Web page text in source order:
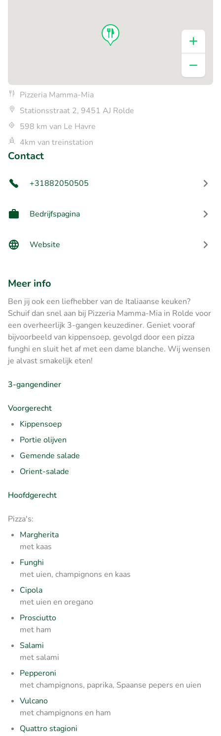
Pizzeria Mamma-Mia
Stationsstraat 2, 9451 AJ Rolde
598 km van Le Havre
4km van treinstation
Contact
+31882050505
Bedrijfspagina
Website
Meer info
Ben jij ook een liefhebber van de Italiaanse keuken?
Schuif dan snel aan bij Pizzeria Mamma-Mia in Rolde voor
een overheerlijk 3-gangen keuzediner. Geniet vooraf
bijvoorbeeld van kippensoep, gevolgd door een pizza
funghi en sluit het af met een dame blanche. Wij wensen
je alvast smakelijk eten!
3-gangendiner
Voorgerecht
Kippensoep
Portie olijven
Gemende salade
Orient-salade
Hoofdgerecht
Pizza's:
Margherita
met kaas
Funghi
met uien, champignons en kaas
Cipola
met uien en oregano
Prosciutto
met ham
Salami
met salami
Pepperoni
met champignons, paprika, Spaanse pepers en uien
Vulcano
met champignons en ham
Quattro stagioni